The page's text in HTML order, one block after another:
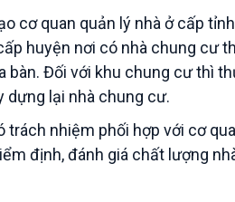
cơ quan quản lý nhà ở cấp
huyện nơi có nhà chung cư
Đối với khu chung cư thì
dựng lại nhà chung cư.
nhiệm phối hợp với cơ
định, đánh giá chất lượng